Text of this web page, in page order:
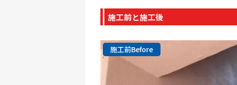
施工前と施工後
施工前Before